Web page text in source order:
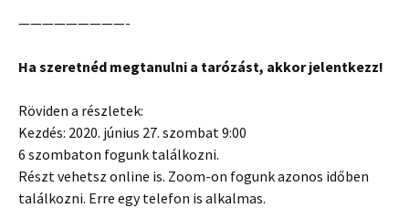
—————————-
Ha szeretnéd megtanulni a tarózást, akkor jelentkezz!
Röviden a részletek:
Kezdés: 2020. június 27. szombat 9:00
6 szombaton fogunk találkozni.
Részt vehetsz online is. Zoom-on fogunk azonos időben
találkozni. Erre egy telefon is alkalmas.